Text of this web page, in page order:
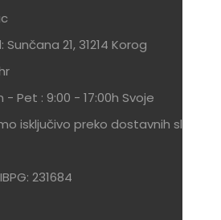
21, 31214 Korog
Pet : 9:00 - 17:00h Svoje
isključivo preko dostavnih službi
231684